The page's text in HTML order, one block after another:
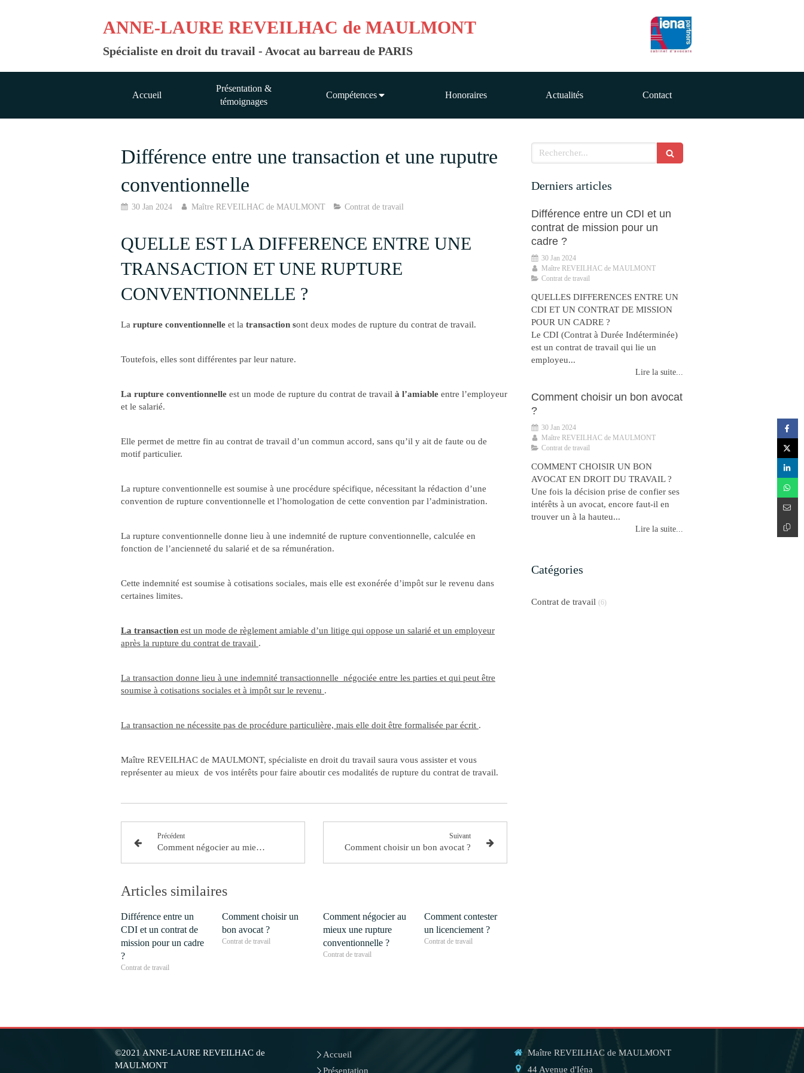
ANNE-LAURE REVEILHAC de MAULMONT
Spécialiste en droit du travail - Avocat au barreau de PARIS
Accueil
Présentation &
témoignages
Compétences Honoraires Actualités Contact
Différence entre une transaction et une ruputre
conventionnelle
30 Jan 2024 Maître REVEILHAC de MAULMONT Contrat de travail
QUELLE EST LA DIFFERENCE ENTRE UNE
TRANSACTION ET UNE RUPTURE
CONVENTIONNELLE ?
La rupture conventionnelle et la transaction sont deux modes de rupture du contrat de travail.
Toutefois, elles sont différentes par leur nature.
La rupture conventionnelle est un mode de rupture du contrat de travail à l’amiable entre l’employeur
et le salarié.
Elle permet de mettre fin au contrat de travail d’un commun accord, sans qu’il y ait de faute ou de
motif particulier.
La rupture conventionnelle est soumise à une procédure spécifique, nécessitant la rédaction d’une
convention de rupture conventionnelle et l’homologation de cette convention par l’administration.
La rupture conventionnelle donne lieu à une indemnité de rupture conventionnelle, calculée en
fonction de l’ancienneté du salarié et de sa rémunération.
Cette indemnité est soumise à cotisations sociales, mais elle est exonérée d’impôt sur le revenu dans
certaines limites.
La transaction est un mode de règlement amiable d’un litige qui oppose un salarié et un employeur
après la rupture du contrat de travail .
La transaction donne lieu à une indemnité transactionnelle négociée entre les parties et qui peut être
soumise à cotisations sociales et à impôt sur le revenu .
La transaction ne nécessite pas de procédure particulière, mais elle doit être formalisée par écrit .
Maître REVEILHAC de MAULMONT, spécialiste en droit du travail saura vous assister et vous
représenter au mieux de vos intérêts pour faire aboutir ces modalités de rupture du contrat de travail.
Précédent
Comment négocier au mieux une rupture conventionnelle ?
Suivant
Comment choisir un bon avocat ?
Articles similaires
Différence entre un
CDI et un contrat de
mission pour un cadre
?
Contrat de travail
Comment choisir un
bon avocat ?
Contrat de travail
Comment négocier au
mieux une rupture
conventionnelle ?
Contrat de travail
Comment contester
un licenciement ?
Contrat de travail
Rechercher
Derniers articles
Différence entre un CDI et un
contrat de mission pour un
cadre ?
30 Jan 2024
Maître REVEILHAC de MAULMONT
Contrat de travail
QUELLES DIFFERENCES ENTRE UN
CDI ET UN CONTRAT DE MISSION
POUR UN CADRE ?
Le CDI (Contrat à Durée Indéterminée)
est un contrat de travail qui lie un
employeu...
Lire la suite...
Comment choisir un bon avocat
?
30 Jan 2024
Maître REVEILHAC de MAULMONT
Contrat de travail
COMMENT CHOISIR UN BON
AVOCAT EN DROIT DU TRAVAIL ?
Une fois la décision prise de confier ses
intérêts à un avocat, encore faut-il en
trouver un à la hauteu...
Lire la suite...
Catégories
Contrat de travail (6)
©2021 ANNE-LAURE REVEILHAC de
MAULMONT
Accueil
Présentation
Maître REVEILHAC de MAULMONT
44 Avenue d'Iéna